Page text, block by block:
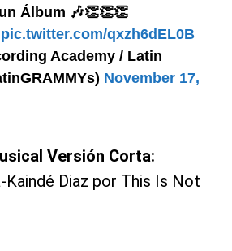
Álbum 🎶👏👏👏
pic.twitter.com/qxzh6dEL0B
Academy / Latin
November 17,
Versión Corta:
Kaindé Diaz por This Is Not